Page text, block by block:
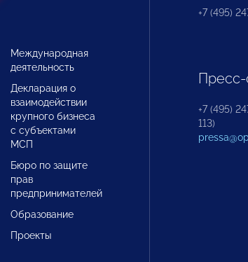
Международная
деятельность
Декларация о
взаимодействии
крупного бизнеса
с субъектами
МСП
Бюро по защите
прав
предпринимателей
Образование
Проекты
+7 (495)
+7 (495)
113)